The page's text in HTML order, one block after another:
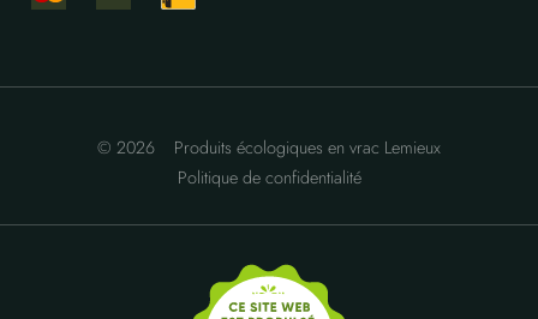
© 2026
Produits écologiques en vrac Lemieux
Politique de confidentialité